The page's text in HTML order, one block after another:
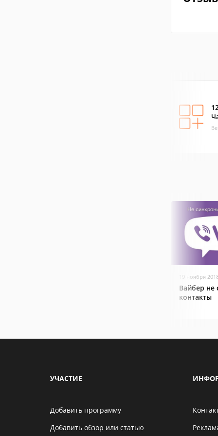
19 ноября
Вайбер не
контакты
УЧАСТИЕ
Добавить программу
Добавить обзор или статью